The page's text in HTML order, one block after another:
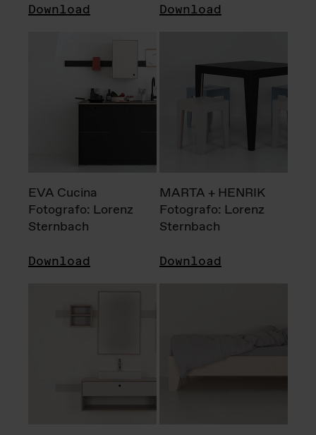
Download Download
EVA Cucina
Fotografo: Lorenz
Sternbach
Download
MARTA + HENRIK
Fotografo: Lorenz
Sternbach
Download